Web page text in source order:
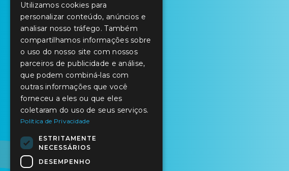
ENGLISH
SPANISH
Utilizamos cookies para
personalizar conteúdo, anúncios e
analisar nosso tráfego. Também
compartilhamos informações sobre
o uso do nosso site com nossos
parceiros de publicidade e análise,
que podem combiná-las com
outras informações que você
forneceu a eles ou que eles
coletaram do uso de seus serviços.
Política de Privacidade
ESTRITAMENTE
NECESSÁRIOS
DESEMPENHO